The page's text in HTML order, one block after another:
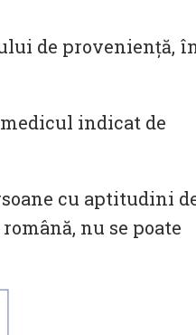
de proveniență,
indicat de
cu aptitudini
nu se poate